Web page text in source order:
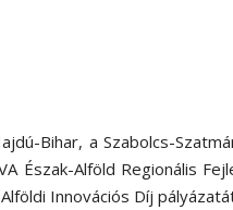
Bihar, a Szabolcs-
Észak-Alföld Regionális
Innovációs Díj